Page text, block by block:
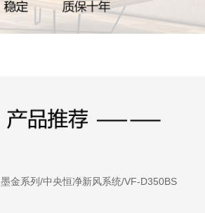
墨金系列/中央恒净新风系统/VF-D350BS